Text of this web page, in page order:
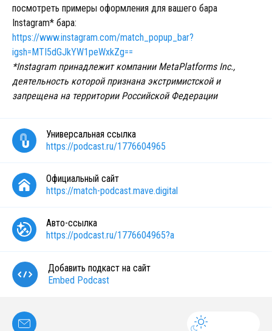
посмотреть примеры оформления для вашего бара
Instagram* бара:
https://www.instagram.com/match_popup_bar?
igsh=MTI5dGJkYW1peWxkZg==
*Instagram принадлежит компании MetaPlatforms Inc.,
деятельность которой признана экстримистской и
запрещена на территории Российской Федерации
Универсальная ссылка
https://podcast.ru/1776604965
Официальный сайт
https://match-podcast.mave.digital
Авто-ссылка
https://podcast.ru/1776604965?a
Добавить подкаст на сайт
Embed Podcast